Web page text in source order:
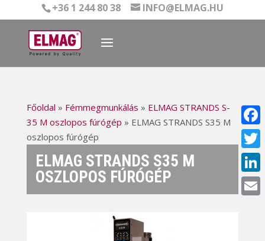
+36 1 244 80 38 INFO@ELMAG.HU
Főoldal » Fémmegmunkálás » ELMAG STRANDS S-
35 M oszlopos fúrógép » ELMAG STRANDS S35 M
oszlopos fúrógép
ELMAG STRANDS S35 M
OSZLOPOS FÚRÓGÉP